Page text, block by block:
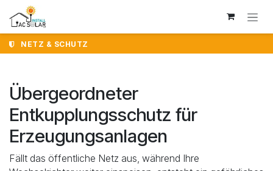
Zum Inhalt springen
NETZ & SCHUTZ
Übergeordneter
Entkupplungsschutz für
Erzeugungsanlagen
Fällt das öffentliche Netz aus, während Ihre